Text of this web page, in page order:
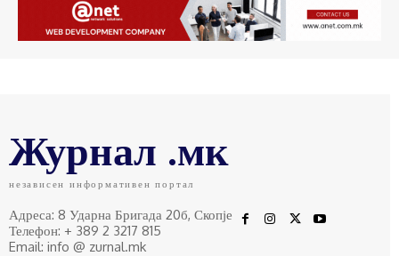
Журнал .мк
независен информативен портал
Адреса: 8 Ударна Бригада 20б, Скопје
Телефон: + 389 2 3217 815
Email: info @ zurnal.mk